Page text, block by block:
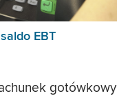
EBT
gotówkowy